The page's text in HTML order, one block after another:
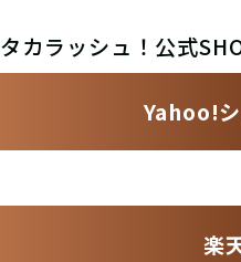
タカラッシュ！公式
Yahoo!
楽